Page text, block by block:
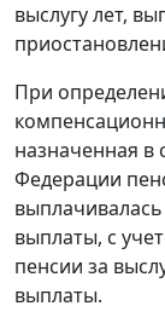
выслугу лет,
При
назначенная в
Федерации
выплаты, с
пенсии за
выплаты.